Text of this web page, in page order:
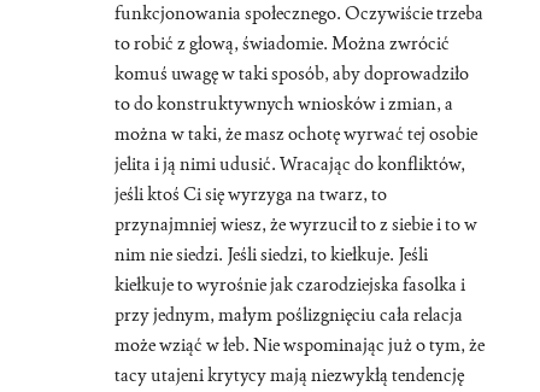
funkcjonowania społecznego. Oczywiście trzeba
to robić z głową, świadomie. Można zwrócić
komuś uwagę w taki sposób, aby doprowadziło
to do konstruktywnych wniosków i zmian, a
można w taki, że masz ochotę wyrwać tej osobie
jelita i ją nimi udusić. Wracając do konfliktów,
jeśli ktoś Ci się wyrzyga na twarz, to
przynajmniej wiesz, że wyrzucił to z siebie i to w
nim nie siedzi. Jeśli siedzi, to kiełkuje. Jeśli
kiełkuje to wyrośnie jak czarodziejska fasolka i
przy jednym, małym poślizgnięciu cała relacja
może wziąć w łeb. Nie wspominając już o tym, że
tacy utajeni krytycy mają niezwykłą tendencję